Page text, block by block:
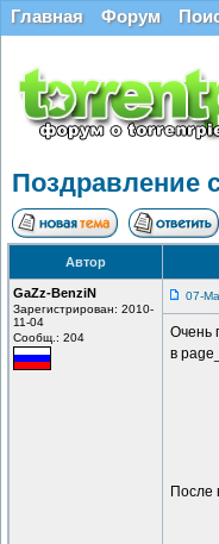
Главная Форум
Поздравление
Автор
GaZz-BenziN
Зарегистрирован: 2010-
11-04
Сообщ.: 204
07-
Очень
в
После